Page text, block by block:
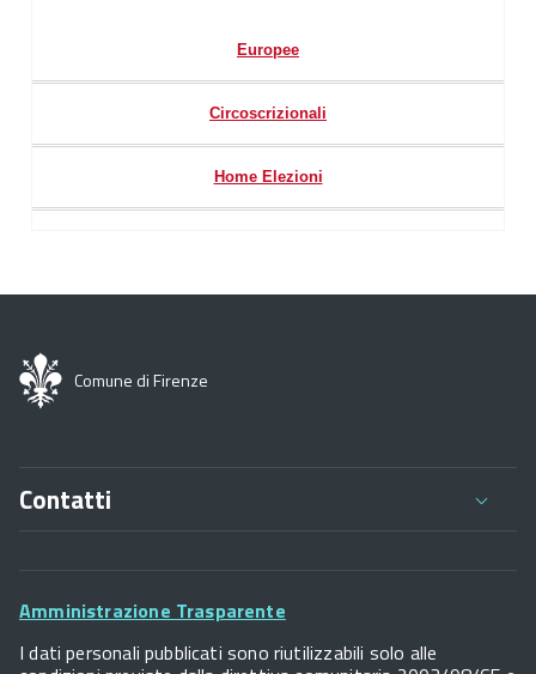
Europee
Circoscrizionali
Home Elezioni
Comune di Firenze
Contatti
Palazzo Vecchio
P.IVA 01307110484
Footer
Amministrazione Trasparente
I dati personali pubblicati sono riutilizzabili solo alle